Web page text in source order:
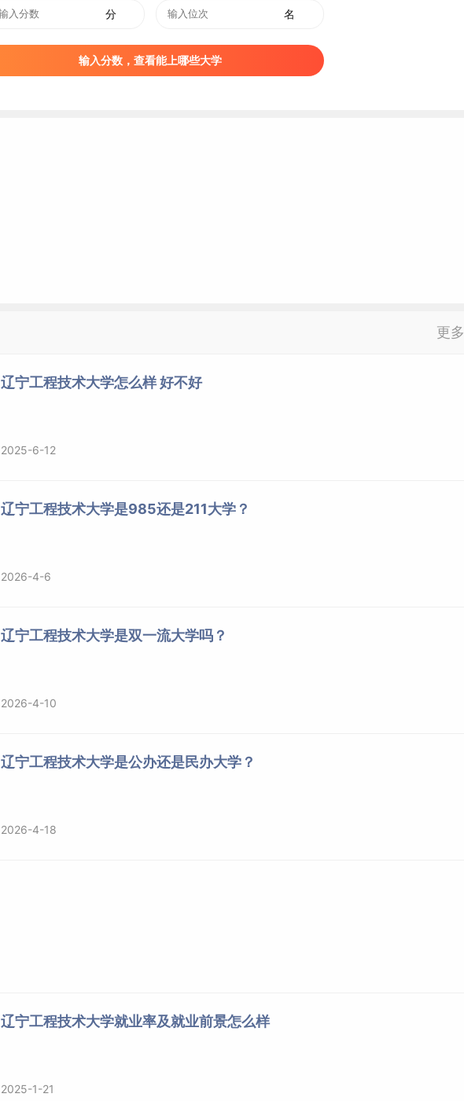
分 名
输入分数，查看能上哪些大学
更多
辽宁工程技术大学怎么样 好不好
2025-6-12
辽宁工程技术大学是985还是211大学？
2026-4-6
辽宁工程技术大学是双一流大学吗？
2026-4-10
辽宁工程技术大学是公办还是民办大学？
2026-4-18
辽宁工程技术大学就业率及就业前景怎么样
2025-1-21